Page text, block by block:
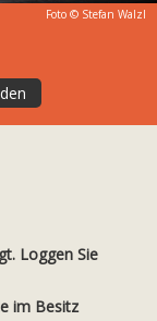
Foto © Stefan Walzl
Loggen Sie
im Besitz